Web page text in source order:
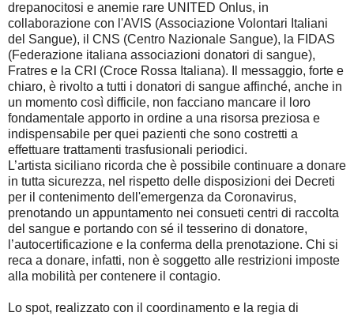
drepanocitosi e anemie rare UNITED Onlus, in
collaborazione con l'AVIS (Associazione Volontari Italiani
del Sangue), il CNS (Centro Nazionale Sangue), la FIDAS
(Federazione italiana associazioni donatori di sangue),
Fratres e la CRI (Croce Rossa Italiana). Il messaggio, forte e
chiaro, è rivolto a tutti i donatori di sangue affinché, anche in
un momento così difficile, non facciano mancare il loro
fondamentale apporto in ordine a una risorsa preziosa e
indispensabile per quei pazienti che sono costretti a
effettuare trattamenti trasfusionali periodici.
L’artista siciliano ricorda che è possibile continuare a donare
in tutta sicurezza, nel rispetto delle disposizioni dei Decreti
per il contenimento dell'emergenza da Coronavirus,
prenotando un appuntamento nei consueti centri di raccolta
del sangue e portando con sé il tesserino di donatore,
l’autocertificazione e la conferma della prenotazione. Chi si
reca a donare, infatti, non è soggetto alle restrizioni imposte
alla mobilità per contenere il contagio.
Lo spot, realizzato con il coordinamento e la regia di